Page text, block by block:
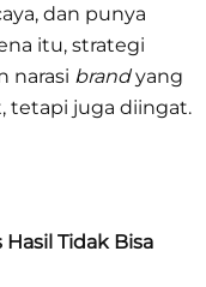
dan punya
itu, strategi
narasi brandyang
tetapi juga diingat.
Tidak Bisa